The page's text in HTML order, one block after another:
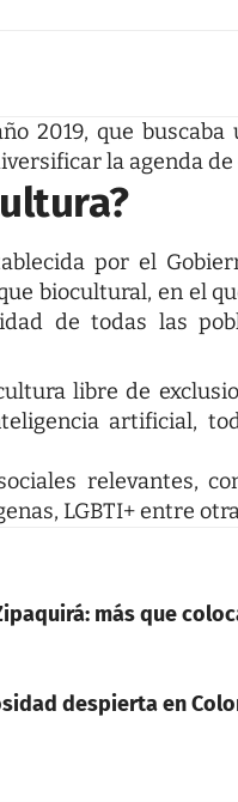
2019, que
la agenda
por el
biocultural, en el
de todas las
libre de
artificial,
relevantes,
LGBTI+ entre
más que
despierta en